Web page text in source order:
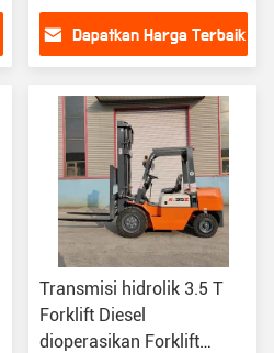
Forklift 2500kgs
Dapatkan Harga Terbaik
Transmisi hidrolik 3.5 T
Forklift Diesel
dioperasikan Forklift